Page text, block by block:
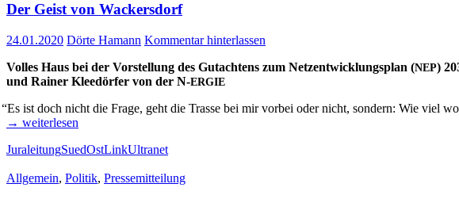
Der Geist von Wackersdorf
24.01.2020 Dörte Hamann Kommentar hinterlassen
Vol­les Haus bei der Vor­stel­lung des Gut­ach­tens zum Netz­ent­wick­lungs­plan (NEP)
und Rai­ner Klee­dör­fer von der N‑ERGIE
“Es ist doch nicht die Fra­ge, geht die Tras­se bei mir vor­bei oder nicht, son­dern: Wie viel
→ wei­ter­le­sen
JuraleitungSuedOstLinkUltranet
Allgemein, Politik, Pressemitteilung